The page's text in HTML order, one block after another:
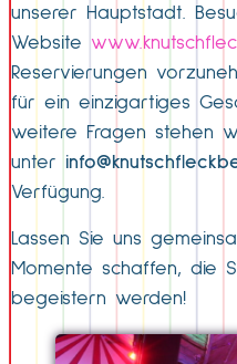
unserer Hauptstadt.
Website
Reservierungen
für ein einzigartiges
weitere Fragen stehen
unter
Verfügung.
Lassen Sie uns
Momente schaffen, die
begeistern werden!